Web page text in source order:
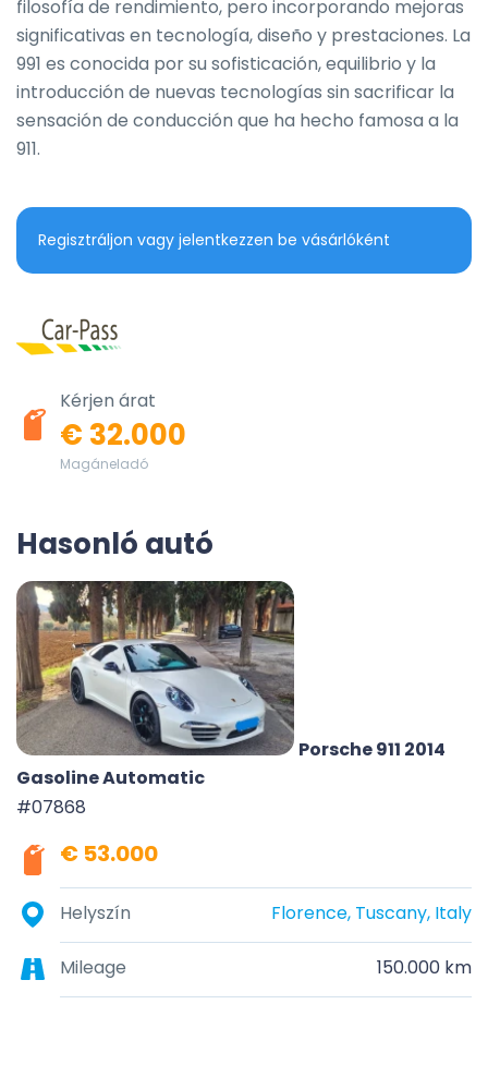
filosofía de rendimiento, pero incorporando mejoras
significativas en tecnología, diseño y prestaciones. La
991 es conocida por su sofisticación, equilibrio y la
introducción de nuevas tecnologías sin sacrificar la
sensación de conducción que ha hecho famosa a la
911.
Regisztráljon vagy jelentkezzen be vásárlóként
Kérjen árat
€ 32.000
Magáneladó
Hasonló autó
Porsche 911 2014
Gasoline Automatic
#07868
€ 53.000
Helyszín Florence, Tuscany, Italy
Mileage 150.000 km